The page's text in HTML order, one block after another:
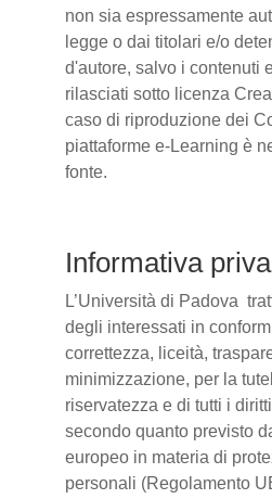
non sia espressamente
legge o dai titolari e/o
d'autore, salvo i contenuti
rilasciati sotto licenza
caso di riproduzione dei
piattaforme e-Learning è
fonte.
Informativa
L’Università di Padova
degli interessati in
correttezza, liceità,
minimizzazione, per la
riservatezza e di tutti i
secondo quanto previsto
europeo in materia di
personali (Regolamento